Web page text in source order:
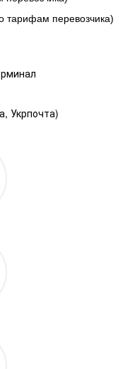
тарифам перевозчика)
Укрпочта)